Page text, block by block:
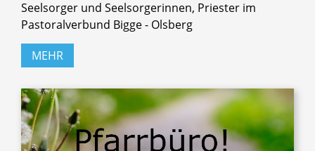
Seelsorger und Seelsorgerinnen, Priester im
Pastoralverbund Bigge - Olsberg
MEHR